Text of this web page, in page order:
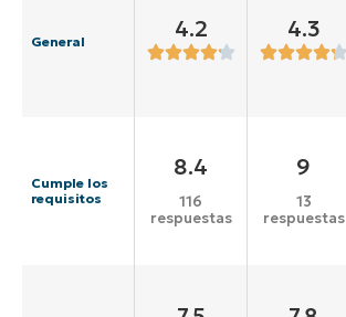
General 4.2 4.3
Cumple los
requisitos
8.4
116
respuestas
9
13
respuestas